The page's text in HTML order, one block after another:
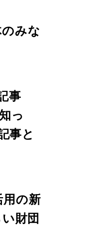
みな
事
っ
事と
用の新
財団